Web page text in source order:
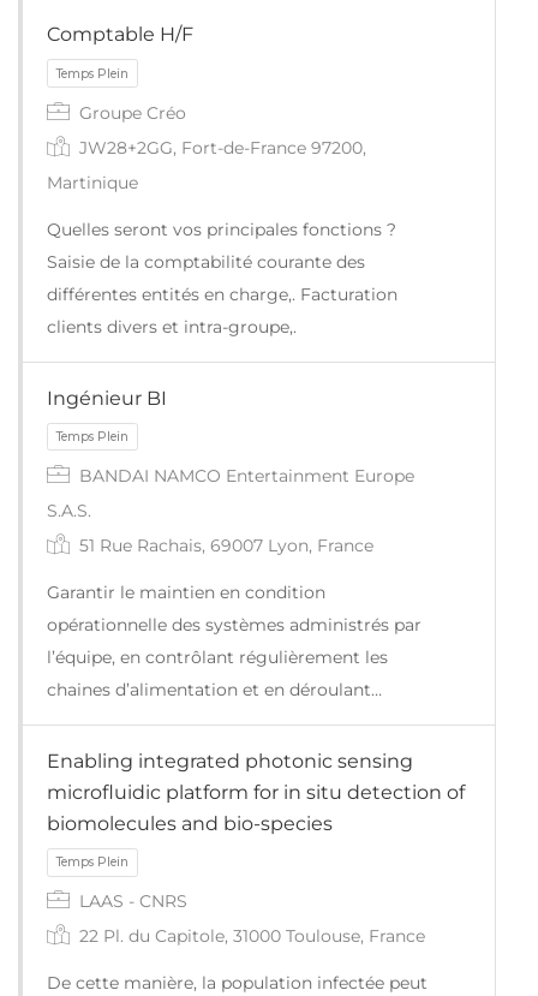
Temps Plein
Comptable H/F
Temps Plein
Groupe Créo
JW28+2GG, Fort-de-France 97200,
Martinique
Quelles seront vos principales fonctions ?
Saisie de la comptabilité courante des
différentes entités en charge,. Facturation
clients divers et intra-groupe,.
Ingénieur BI
BANDAI NAMCO Entertainment Europe
S.A.S.
51 Rue Rachais, 69007 Lyon, France
Garantir le maintien en condition
opérationnelle des systèmes administrés par
l’équipe, en contrôlant régulièrement les
chaines d’alimentation et en déroulant…
Enabling integrated photonic sensing
microfluidic platform for in situ detection of
biomolecules and bio-species
LAAS - CNRS
22 Pl. du Capitole, 31000 Toulouse, France
De cette manière, la population infectée peut